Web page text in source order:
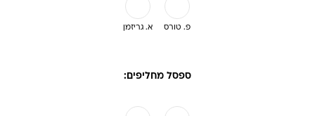
א. גריזמן פ. טורס
ספסל מחליפים: